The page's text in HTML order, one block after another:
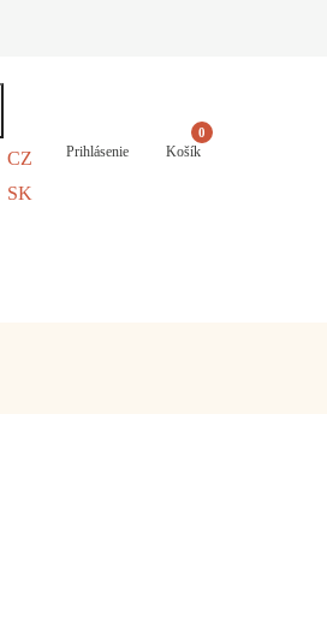
CZ
SK
Prihlásenie
0
Košík